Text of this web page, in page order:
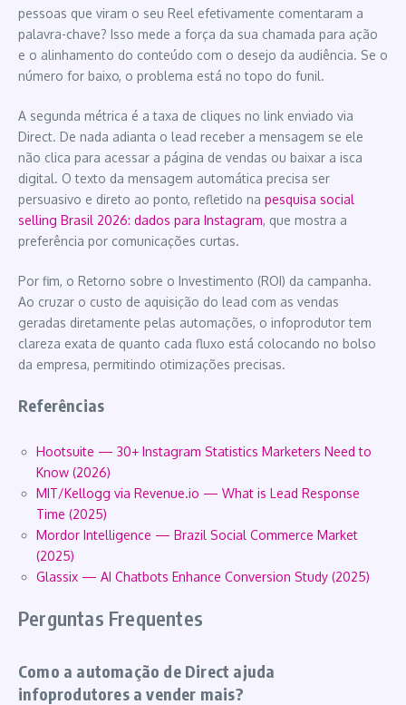
pessoas que viram o seu Reel efetivamente comentaram a
palavra-chave? Isso mede a força da sua chamada para ação
e o alinhamento do conteúdo com o desejo da audiência. Se o
número for baixo, o problema está no topo do funil.
A segunda métrica é a taxa de cliques no link enviado via
Direct. De nada adianta o lead receber a mensagem se ele
não clica para acessar a página de vendas ou baixar a isca
digital. O texto da mensagem automática precisa ser
persuasivo e direto ao ponto, refletido na pesquisa social
selling Brasil 2026: dados para Instagram, que mostra a
preferência por comunicações curtas.
Por fim, o Retorno sobre o Investimento (ROI) da campanha.
Ao cruzar o custo de aquisição do lead com as vendas
geradas diretamente pelas automações, o infoprodutor tem
clareza exata de quanto cada fluxo está colocando no bolso
da empresa, permitindo otimizações precisas.
Referências
Hootsuite — 30+ Instagram Statistics Marketers Need to
Know (2026)
MIT/Kellogg via Revenue.io — What is Lead Response
Time (2025)
Mordor Intelligence — Brazil Social Commerce Market
(2025)
Glassix — AI Chatbots Enhance Conversion Study (2025)
Perguntas Frequentes
Como a automação de Direct ajuda
infoprodutores a vender mais?